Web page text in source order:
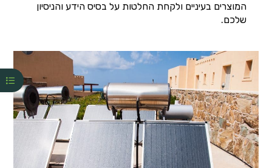
המוצרים בעיניים ולקחת החלטות על בסיס הידע והניסיון
שלכם.